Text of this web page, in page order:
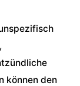
können den